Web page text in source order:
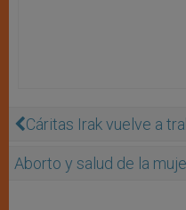
Cáritas Irak vuelve a
Aborto y salud de la